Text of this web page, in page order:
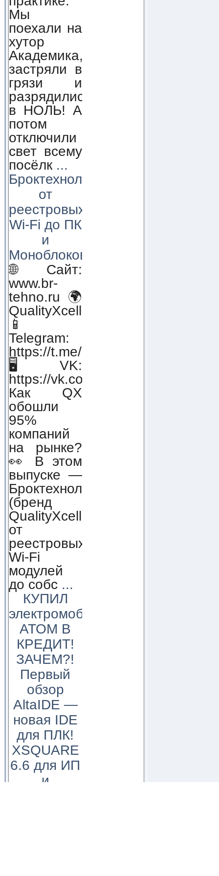
Мы
поехали на
хутор
Академика,
застряли в
грязи и
разрядились
в НОЛЬ! А
потом
отключили
свет всему
посёлк ...
Броктехнолоджи:
от
реестровых
Wi-Fi до ПК
и
Моноблоков!
🌐 Сайт:
www.br-
tehno.ru 🌍
QualityXcellence.ru
📱
Telegram:
https://t.me/qx_lab_IT
🖥 VK:
https://vk.com/qualityxcellenc
Как QX
обошли
95%
компаний
на рынке?
👀 В этом
выпуске —
Броктехнолоджи
(бренд
QualityXcellence):
от
реестровых
Wi-Fi
модулей
до собс ...
КУПИЛ
электромобиль
АТОМ В
КРЕДИТ!
ЗАЧЕМ?!
Первый
обзор
AltaIDE —
новая IDE
для ПЛК!
XSQUARE
6.6 для ИП
и